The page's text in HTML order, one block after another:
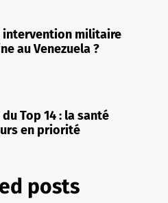
intervention militaire
au Venezuela ?
Top 14 : la santé
en priorité
posts